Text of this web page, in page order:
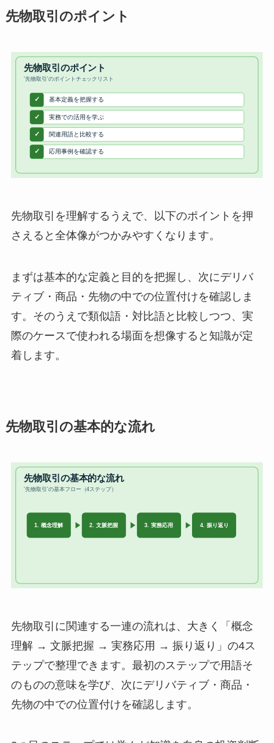
先物取引のポイント
先物取引を理解するうえで、以下のポイントを押
さえると全体像がつかみやすくなります。
まずは基本的な定義と目的を把握し、次にデリバ
ティブ・商品・先物の中での位置付けを確認しま
す。そのうえで類似語・対比語と比較しつつ、実
際のケースで使われる場面を想像すると知識が定
着します。
先物取引の基本的な流れ
先物取引に関連する一連の流れは、大きく「概念
理解 → 文脈把握 → 実務応用 → 振り返り」の4ス
テップで整理できます。最初のステップで用語そ
のものの意味を学び、次にデリバティブ・商品・
先物の中での位置付けを確認します。